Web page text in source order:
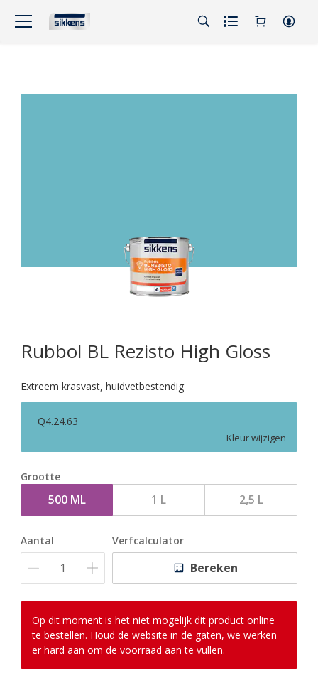
Rubbol BL Rezisto High Gloss
Extreem krasvast, huidvetbestendig
Q4.24.63
Kleur wijzigen
Grootte
500 ML 1 L 2,5 L
Aantal Verfcalculator
Bereken
Op dit moment is het niet mogelijk dit product online
te bestellen. Houd de website in de gaten, we werken
er hard aan om de voorraad aan te vullen.